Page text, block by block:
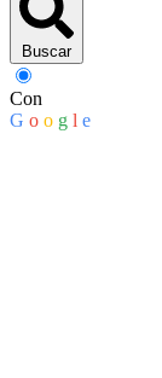
Buscar
Con
G o o g l e